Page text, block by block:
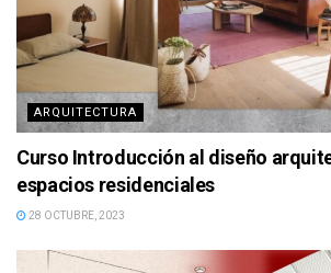
ARQUITECTURA
Curso Introducción al diseño
espacios residenciales
28 OCTUBRE, 2023